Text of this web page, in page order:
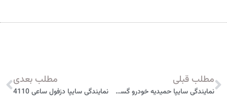
مطلب قبلی
نمایندگی سایپا حمیدیه خودرو گستر جاويد 4125
مطلب بعدی
نمایندگی سایپا دزفول ساعی 4110